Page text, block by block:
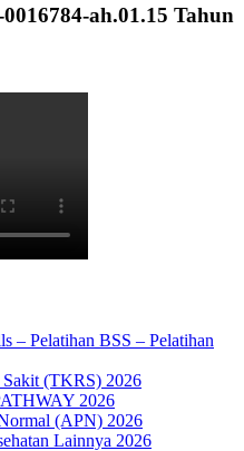
ah.01.15 Tahun
– Pelatihan BSS – Pelatihan
(TKRS) 2026
2026
(APN) 2026
Lainnya 2026